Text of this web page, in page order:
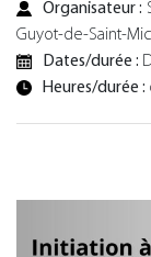
Organisateur :
Guyot-de-Saint-
Dates/durée :
Heures/durée :